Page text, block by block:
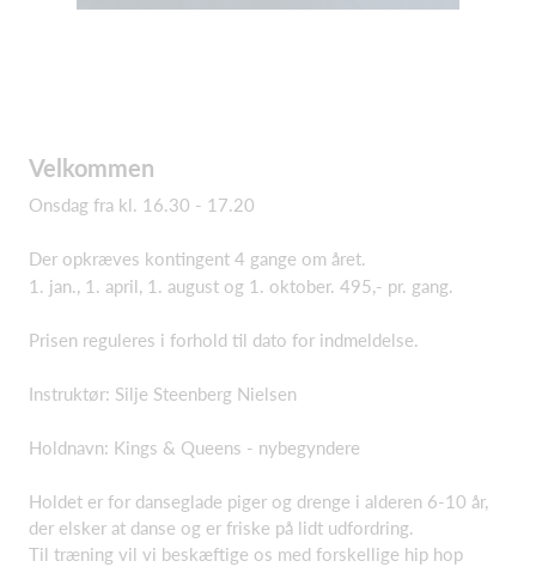
Velkommen
Onsdag fra kl. 16.30 - 17.20
Der opkræves kontingent 4 gange om året.
1. jan., 1. april, 1. august og 1. oktober. 495,- pr. gang.
Prisen reguleres i forhold til dato for indmeldelse.
Instruktør: Silje Steenberg Nielsen
Holdnavn: Kings & Queens - nybegyndere
Holdet er for danseglade piger og drenge i alderen 6-10 år,
der elsker at danse og er friske på lidt udfordring.
Til træning vil vi beskæftige os med forskellige hip hop